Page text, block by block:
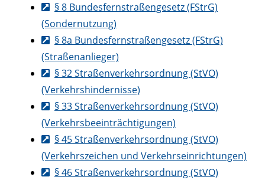
§ 8 Bundesfernstraßengesetz (FStrG)
(Sondernutzung)
§ 8a Bundesfernstraßengesetz (FStrG)
(Straßenanlieger)
§ 32 Straßenverkehrsordnung (StVO)
(Verkehrshindernisse)
§ 33 Straßenverkehrsordnung (StVO)
(Verkehrsbeeinträchtigungen)
§ 45 Straßenverkehrsordnung (StVO)
(Verkehrszeichen und Verkehrseinrichtungen)
§ 46 Straßenverkehrsordnung (StVO)